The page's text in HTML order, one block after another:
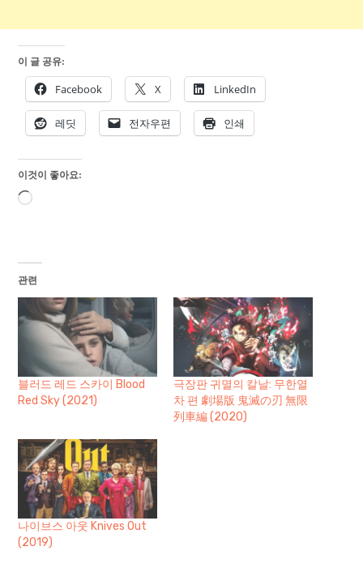
이 글 공유:
Facebook X LinkedIn
레딧 전자우편 인쇄
이것이 좋아요:
로
관련
블러드 레드 스카이 Blood
Red Sky (2021)
극장판 귀멸의 칼날: 무한열
차 편 劇場版 鬼滅の刃 無限
列車編 (2020)
나이브스 아웃 Knives Out
(2019)